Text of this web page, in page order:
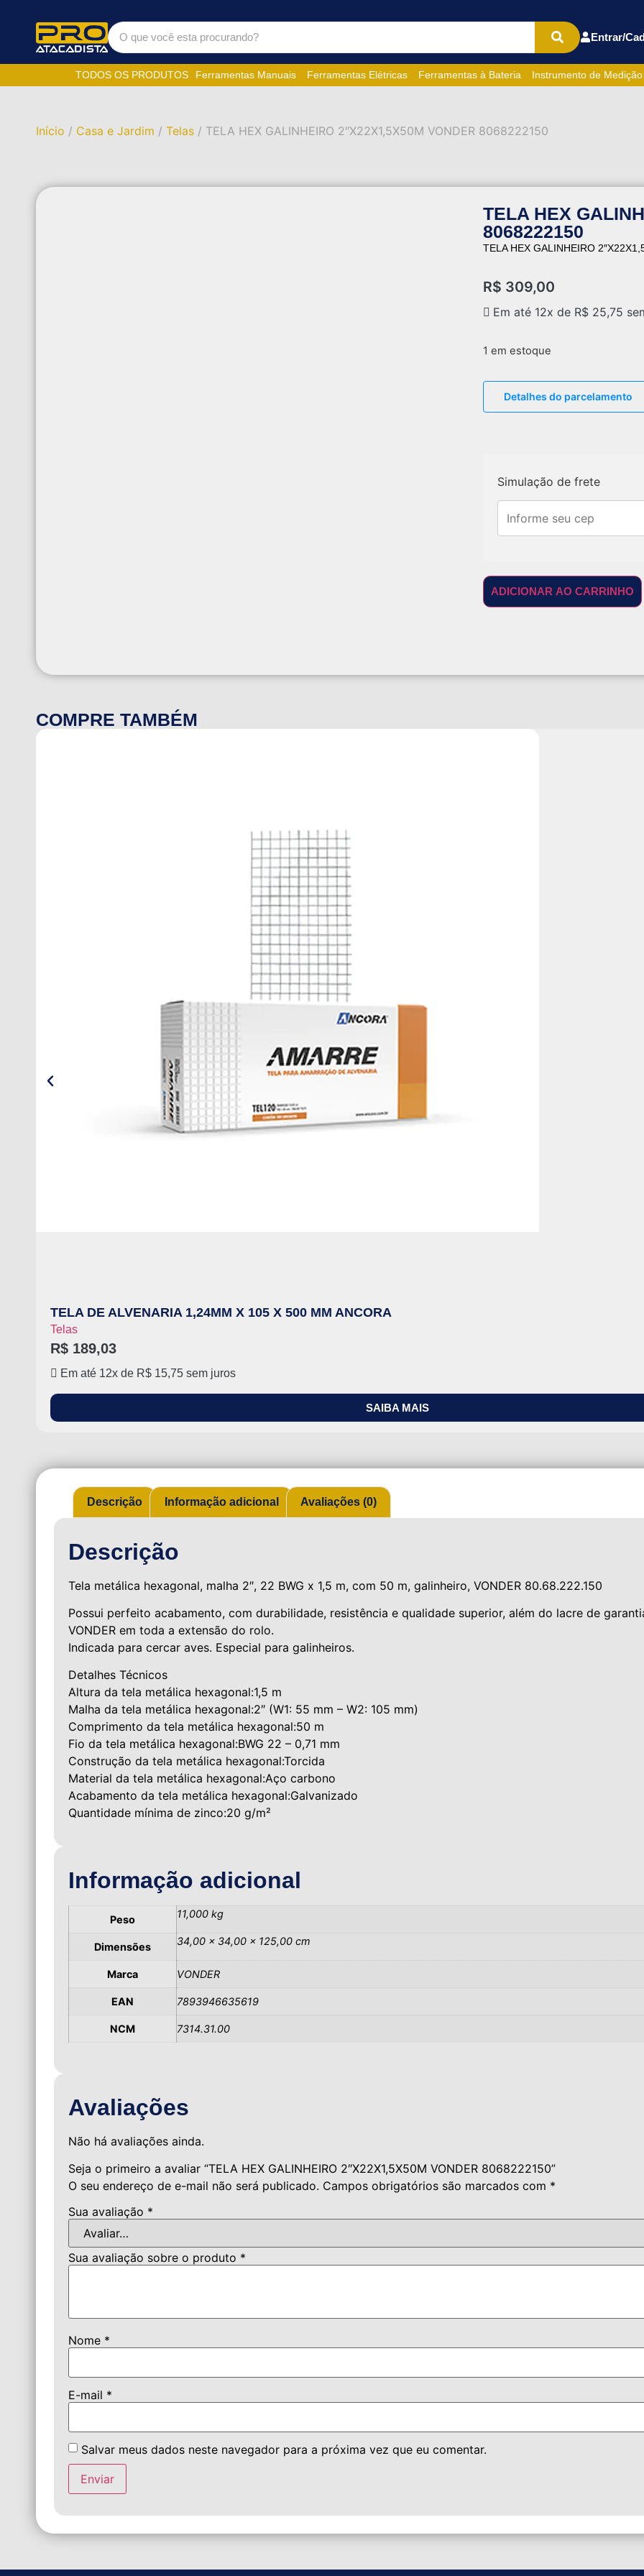
Entrar/
TODOS OS PRODUTOS Ferramentas Manuais Ferramentas Elétricas Ferramentas à Bateria Instrumento de
Início / Casa e Jardim / Telas / TELA HEX GALINHEIRO 2″X22X1,5X50M VONDER 8068222150
TELA HEX
8068222150
TELA HEX GALINHEIRO
R$ 309,00
Em até 12x de R$ 25,75
1 em estoque
Detalhes do parcelamento
Simulação de frete
ADICIONAR AO CARRINHO
COMPRE TAMBÉM
TELA DE ALVENARIA 1,24MM X 105 X 500 MM ANCORA
Telas
R$ 189,03
Em até 12x de R$ 15,75 sem juros
SAIBA MAIS
Descrição Informação adicional Avaliações (0)
Descrição
Tela metálica hexagonal, malha 2″, 22 BWG x 1,5 m, com 50 m, galinheiro, VONDER 80.68.222.150
Possui perfeito acabamento, com durabilidade, resistência e qualidade superior, além do lacre de
VONDER em toda a extensão do rolo.
Indicada para cercar aves. Especial para galinheiros.
Detalhes Técnicos
Altura da tela metálica hexagonal:1,5 m
Malha da tela metálica hexagonal:2″ (W1: 55 mm – W2: 105 mm)
Comprimento da tela metálica hexagonal:50 m
Fio da tela metálica hexagonal:BWG 22 – 0,71 mm
Construção da tela metálica hexagonal:Torcida
Material da tela metálica hexagonal:Aço carbono
Acabamento da tela metálica hexagonal:Galvanizado
Quantidade mínima de zinco:20 g/m²
Informação adicional
Peso 11,000 kg
Dimensões 34,00 × 34,00 × 125,00 cm
Marca VONDER
EAN 7893946635619
NCM 7314.31.00
Avaliações
Não há avaliações ainda.
Seja o primeiro a avaliar “TELA HEX GALINHEIRO 2″X22X1,5X50M VONDER 8068222150”
O seu endereço de e-mail não será publicado. Campos obrigatórios são marcados com *
Sua avaliação *
Sua avaliação sobre o produto *
Nome *
E-mail *
Salvar meus dados neste navegador para a próxima vez que eu comentar.